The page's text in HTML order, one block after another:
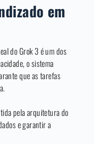
em
do Grok 3 é um dos
o sistema
que as tarefas
pela arquitetura do
e garantir a